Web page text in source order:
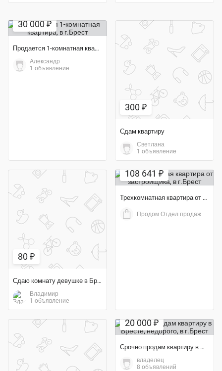
30 000 ₽
Продается 1-комнатная квартира
Александр
1 объявление
300 ₽
Сдам квартиру
Светлана
1 объявление
80 ₽
Сдаю комнату девушке в Бресте
Владимир
1 объявление
108 641 ₽
Трехкомнатная квартира от застройщика
Продом Отдел продаж
20 000 ₽
Срочно продам квартиру в Бресте, недорого
владелец
8 объявлений